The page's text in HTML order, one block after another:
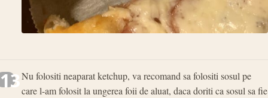
13Nu folositi neaparat ketchup, va recomand sa folositi sosul pe
care l-am folosit la ungerea foii de aluat, daca doriti ca sosul sa fie